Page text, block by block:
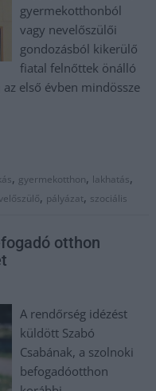
gyermekotthonból
vagy nevelőszülői
gondozásból kikerülő
fiatal felnőttek önálló
első évben mindössze
, gyermekotthon, lakhatás,
, pályázat, szociális
otthon
A rendőrség idézést
küldött Szabó
Csabának, a szolnoki
befogadóotthon